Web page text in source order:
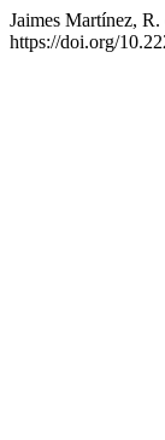
Jaimes Martínez,
https://doi.org/